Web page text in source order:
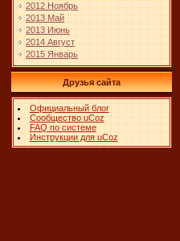
2012 Ноябрь
2013 Май
2013 Июнь
2014 Август
2015 Январь
Друзья сайта
Официальный блог
Сообщество uCoz
FAQ по системе
Инструкции для uCoz